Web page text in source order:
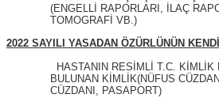
(ENGELLİ RAPORLARI, İLAÇ
TOMOGRAFİ VB.)
2022 SAYILI YASADAN ÖZÜRLÜNÜN
HASTANIN RESİMLİ T.C. KİMLİK
BULUNAN KİMLİK(NÜFUS
CÜZDANI, PASAPORT)